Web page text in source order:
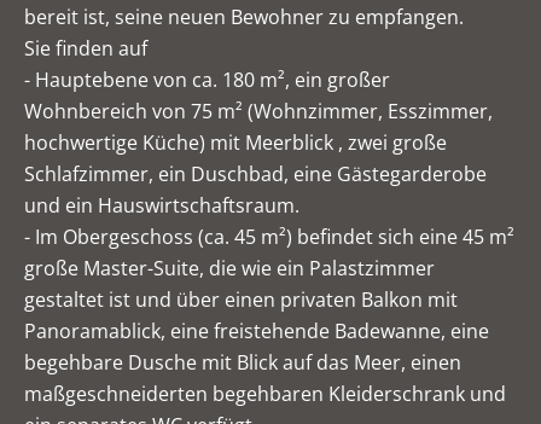
bereit ist, seine neuen Bewohner zu empfangen.
Sie finden auf
- Hauptebene von ca. 180 m², ein großer
Wohnbereich von 75 m² (Wohnzimmer, Esszimmer,
hochwertige Küche) mit Meerblick , zwei große
Schlafzimmer, ein Duschbad, eine Gästegarderobe
und ein Hauswirtschaftsraum.
- Im Obergeschoss (ca. 45 m²) befindet sich eine 45 m²
große Master-Suite, die wie ein Palastzimmer
gestaltet ist und über einen privaten Balkon mit
Panoramablick, eine freistehende Badewanne, eine
begehbare Dusche mit Blick auf das Meer, einen
maßgeschneiderten begehbaren Kleiderschrank und